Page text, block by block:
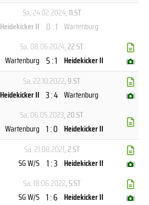
Sa, 24.02.2024, 11.ST
Heidekicker II 0 : 1 Wartenburg
Sa, 08.06.2024, 22.ST
Wartenburg 5 : 1 Heidekicker II ( )
Sa, 22.10.2022, 9.ST
Heidekicker II 3 : 4 Wartenburg ( )
Sa, 06.05.2023, 20.ST
Wartenburg 1 : 0 Heidekicker II
Sa, 21.08.2021, 2.ST
SG W/S 1 : 3 Heidekicker II ( )
Sa, 18.06.2022, 5.ST
SG W/S 1 : 6 Heidekicker II ( )